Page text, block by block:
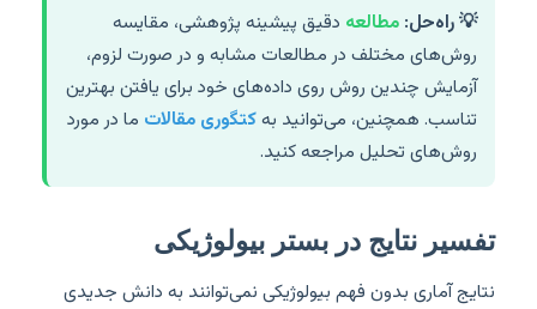
💡 راه‌حل: مطالعه دقیق پیشینه پژوهشی، مقایسه
روش‌های مختلف در مطالعات مشابه و در صورت لزوم،
آزمایش چندین روش روی داده‌های خود برای یافتن بهترین
تناسب. همچنین، می‌توانید بهکتگوری مقالات ما در مورد
روش‌های تحلیل مراجعه کنید.
تفسیر نتایج در بستر بیولوژیکی
نتایج آماری بدون فهم بیولوژیکی نمی‌توانند به دانش جدیدی